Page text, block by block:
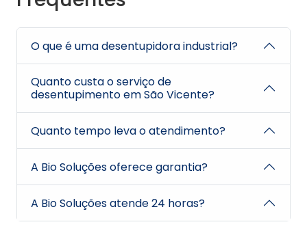
O que é uma desentupidora industrial?
Quanto custa o serviço de
desentupimento em São Vicente?
Quanto tempo leva o atendimento?
A Bio Soluções oferece garantia?
A Bio Soluções atende 24 horas?